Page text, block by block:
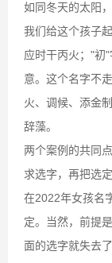
如同冬天的太阳
我们给这个孩子
应时干丙火；"初
意。这个名字不
火、调候、添金
辞藻。
两个案例的共同
求选字，再把选
在2022年女孩名
定。当然，前提
面的选字就失去了